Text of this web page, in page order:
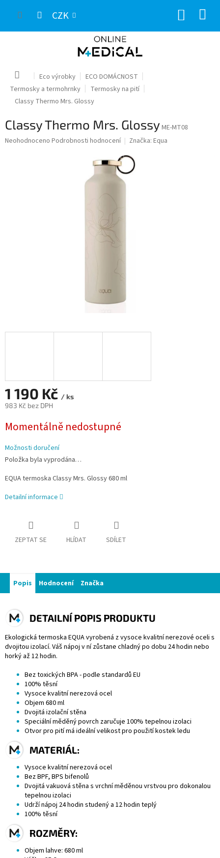
CZK
Domů Eco výrobky
ECO DOMÁCNOST
Termosky a termohrnky
Termosky na pití
Classy Thermo Mrs. Glossy
Classy Thermo Mrs. Glossy ME-MT08
Průměrné
Neohodnoceno Podrobnosti hodnocení Značka: Equa
1 190 Kč / ks
983 Kč bez DPH
cena:
Momentálně nedostupné
Možnosti doručení
Položka byla vyprodána…
EQUA termoska Classy Mrs. Glossy 680 ml
Detailní informace
ZEPTAT SE HLÍDAT SDÍLET
Popis Hodnocení Značka
DETAILNÍ POPIS PRODUKTU
Ekologická termoska EQUA vyrobená z vysoce kvalitní nerezové oceli s
dvojitou izolací. Váš nápoj v ní zůstane chladný po dobu 24 hodin nebo
horký až 12 hodin.
Bez toxických BPA - podle standardů EU
100% těsní
Vysoce kvalitní nerezová ocel
Objem 680 ml
Dvojitá izolační stěna
Speciální měděný povrch zaručuje 100% tepelnou izolaci
Otvor pro pití má ideální velikost pro použití kostek ledu
MATERIÁL:
Vysoce kvalitní nerezová ocel
Bez BPF, BPS bifenolů
Dvojitá vakuová stěna s vrchní měděnou vrstvou pro dokonalou
tepelnou izolaci
Udrží nápoj 24 hodin studený a 12 hodin teplý
100% těsní
ROZMĚRY:
Objem lahve: 680 ml